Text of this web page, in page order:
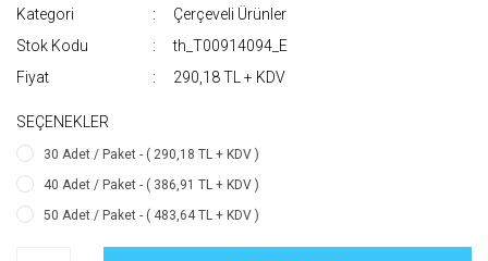
Kategori
Çerçeveli Ürünler
Stok Kodu
th_T00914094_E
Fiyat
290,18 TL + KDV
SEÇENEKLER
30 Adet / Paket - ( 290,18 TL + KDV )
40 Adet / Paket - ( 386,91 TL + KDV )
50 Adet / Paket - ( 483,64 TL + KDV )